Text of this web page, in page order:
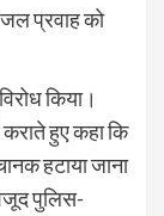
प्रवाह को
किया।
कराते हुए कहा कि
हटाया जाना
पुलिस-